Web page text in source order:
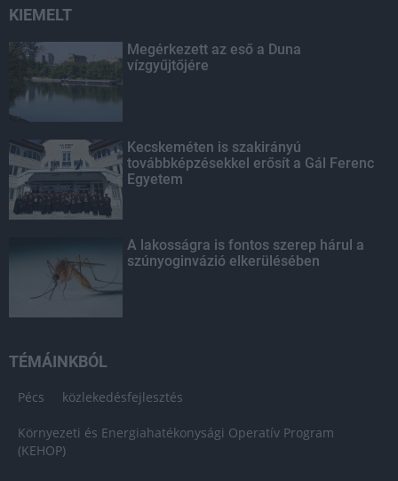
KIEMELT
Megérkezett az eső a Duna
vízgyűjtőjére
Kecskeméten is szakirányú
továbbképzésekkel erősít a Gál Ferenc
Egyetem
A lakosságra is fontos szerep hárul a
szúnyoginvázió elkerülésében
TÉMÁINKBÓL
Pécs közlekedésfejlesztés
Környezeti és Energiahatékonysági Operatív Program
(KEHOP)